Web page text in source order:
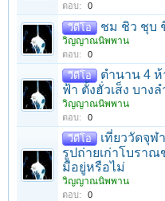
ตอบ: 0
วีดีโอ ชม ชิว ชุบ
วิญญาณนิพพาน
ตอบ: 0
วีดีโอ
ตำนาน 4 ห้
ฟ้า ตั้งฮั่วเส็ง บางล
วิญญาณนิพพาน
ตอบ: 0
วีดีโอ
เที่ยววัดจุ
รูปถ่ายเก่าโบราณ
มีอยู่หรือไม่
วิญญาณนิพพาน
ตอบ: 0